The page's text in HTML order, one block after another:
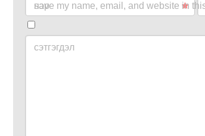
нэр
save my name, email, and website in
сэтгэгдэл